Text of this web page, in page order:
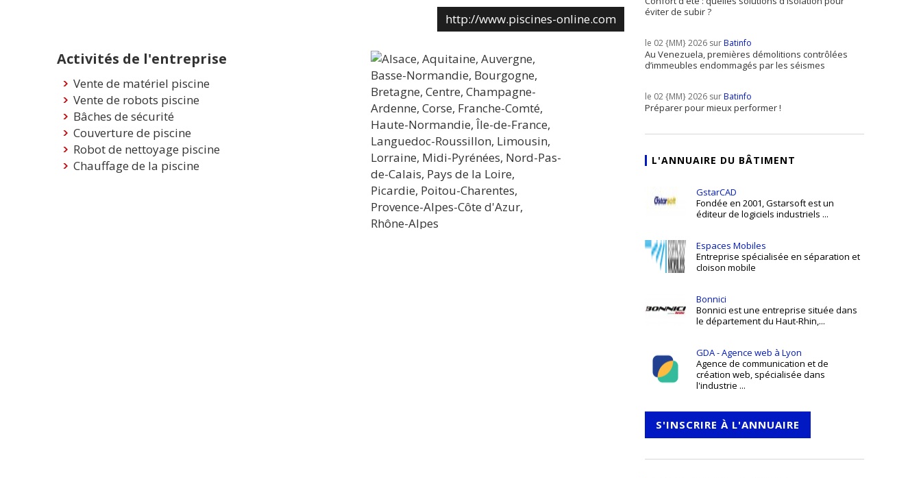
http://www.piscines-online.com
Activités de l'entreprise
Vente de matériel piscine
Vente de robots piscine
Bâches de sécurité
Couverture de piscine
Robot de nettoyage piscine
Chauffage de la piscine
éviter de subir ?
le 02 {MM} 2026 surBatinfo
Au Venezuela, premières démolitions contrôlées
d’immeubles endommagés par les séismes
le 02 {MM} 2026 surBatinfo
Préparer pour mieux performer !
L'ANNUAIRE DU BÂTIMENT
GstarCAD
Fondée en 2001, Gstarsoft est un
éditeur de logiciels industriels ...
Espaces Mobiles
Entreprise spécialisée en séparation et
cloison mobile
Bonnici
Bonnici est une entreprise située dans
le département du Haut-Rhin,...
GDA - Agence web à Lyon
Agence de communication et de
création web, spécialisée dans
l'industrie ...
S'INSCRIRE À L'ANNUAIRE